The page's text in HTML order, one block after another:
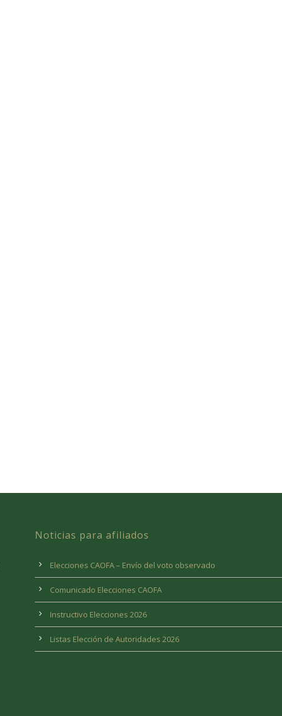
Noticias para afiliados
Elecciones CAOFA – Envío del voto observado
Comunicado Elecciones CAOFA
Instructivo Elecciones 2026
Listas Elección de Autoridades 2026